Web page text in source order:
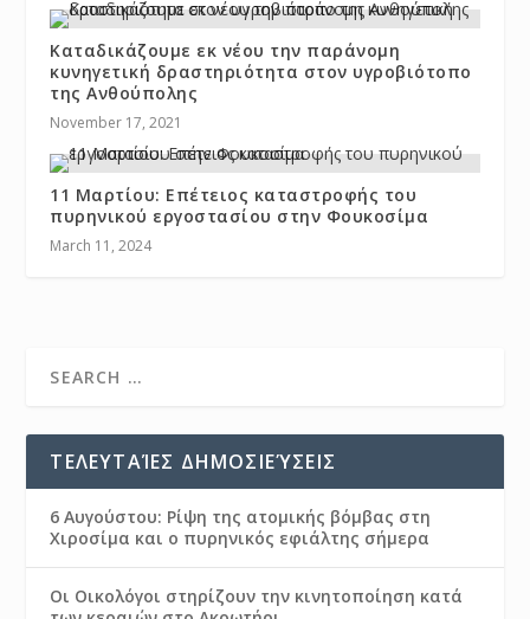
Καταδικάζουμε εκ νέου την παράνομη
κυνηγετική δραστηριότητα στον υγροβιότοπο
της Ανθούπολης
November 17, 2021
11 Μαρτίου: Επέτειος καταστροφής του
πυρηνικού εργοστασίου στην Φουκοσίμα
March 11, 2024
ΤΕΛΕΥΤΑΊΕΣ ΔΗΜΟΣΙΕΎΣΕΙΣ
6 Αυγούστου: Ρίψη της ατομικής βόμβας στη
Χιροσίμα και ο πυρηνικός εφιάλτης σήμερα
Οι Οικολόγοι στηρίζουν την κινητοποίηση κατά